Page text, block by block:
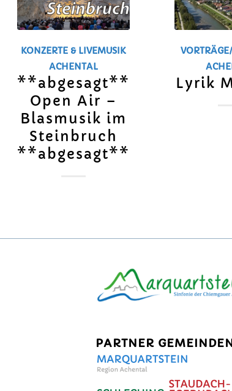
KONZERTE & LIVEMUSIK
ACHENTAL
**abgesagt**
Open Air –
Blasmusik im
Steinbruch
**abgesagt**
Lyrik
PARTNER